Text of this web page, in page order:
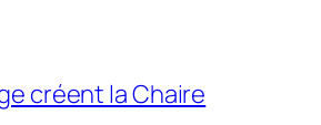
créent la Chaire